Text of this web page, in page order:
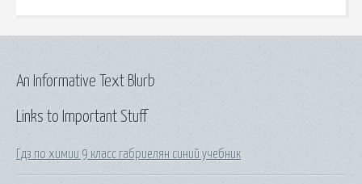
Links to Important Stuff
Гдз по химии 9 класс габриелян синий учебник
An Informative Text Blurb